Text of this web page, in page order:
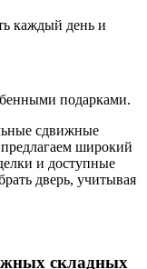
каждый день и
подарками.
сдвижные
широкий
и доступные
дверь, учитывая
складных